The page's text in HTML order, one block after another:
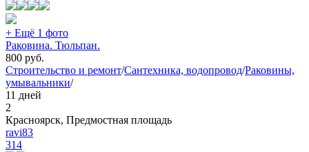
+ Ещё 1 фото
Раковина. Тюльпан.
800 руб.
Строительство и ремонт/Сантехника, водопровод/Раковины,
умывальники/
11 дней
2
Красноярск, Предмостная площадь
ravi83
314